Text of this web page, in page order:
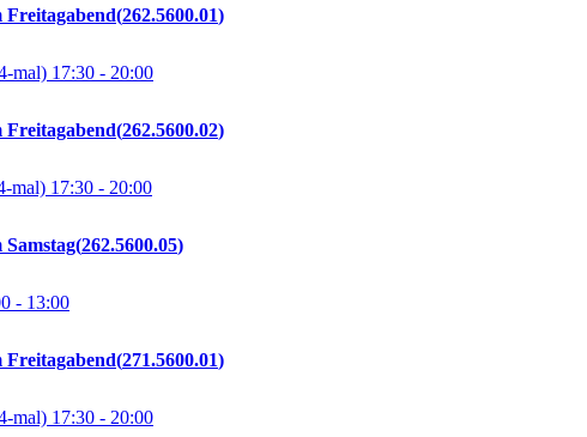
Freitagabend 262.5600.01
mal) 17:30 - 20:00
Freitagabend 262.5600.02
mal) 17:30 - 20:00
262.5600.05
- 13:00
Freitagabend 271.5600.01
mal) 17:30 - 20:00